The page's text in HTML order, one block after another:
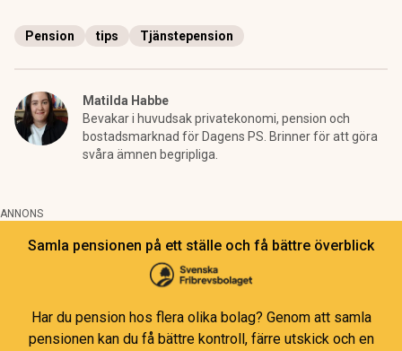
Pension tips Tjänstepension
Matilda Habbe
Bevakar i huvudsak privatekonomi, pension och
bostadsmarknad för Dagens PS. Brinner för att göra
svåra ämnen begripliga.
ANNONS
Samla pensionen på ett ställe och få bättre överblick
Har du pension hos flera olika bolag? Genom att samla
pensionen kan du få bättre kontroll, färre utskick och en